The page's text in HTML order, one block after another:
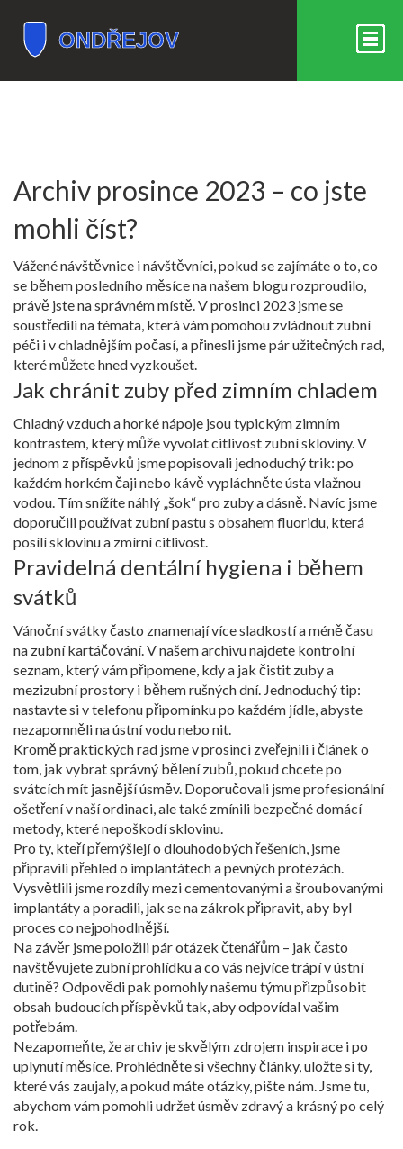
Archiv prosince 2023 – co jste
mohli číst?
Vážené návštěvnice i návštěvníci, pokud se zajímáte o to, co
se během posledního měsíce na našem blogu rozproudilo,
právě jste na správném místě. V prosinci 2023 jsme se
soustředili na témata, která vám pomohou zvládnout zubní
péči i v chladnějším počasí, a přinesli jsme pár užitečných rad,
které můžete hned vyzkoušet.
Jak chránit zuby před zimním chladem
Chladný vzduch a horké nápoje jsou typickým zimním
kontrastem, který může vyvolat citlivost zubní skloviny. V
jednom z příspěvků jsme popisovali jednoduchý trik: po
každém horkém čaji nebo kávě vypláchněte ústa vlažnou
vodou. Tím snížíte náhlý „šok“ pro zuby a dásně. Navíc jsme
doporučili používat zubní pastu s obsahem fluoridu, která
posílí sklovinu a zmírní citlivost.
Pravidelná dentální hygiena i během
svátků
Vánoční svátky často znamenají více sladkostí a méně času
na zubní kartáčování. V našem archivu najdete kontrolní
seznam, který vám připomene, kdy a jak čistit zuby a
mezizubní prostory i během rušných dní. Jednoduchý tip:
nastavte si v telefonu připomínku po každém jídle, abyste
nezapomněli na ústní vodu nebo nit.
Kromě praktických rad jsme v prosinci zveřejnili i článek o
tom, jak vybrat správný bělení zubů, pokud chcete po
svátcích mít jasnější úsměv. Doporučovali jsme profesionální
ošetření v naší ordinaci, ale také zmínili bezpečné domácí
metody, které nepoškodí sklovinu.
Pro ty, kteří přemýšlejí o dlouhodobých řešeních, jsme
připravili přehled o implantátech a pevných protézách.
Vysvětlili jsme rozdíly mezi cementovanými a šroubovanými
implantáty a poradili, jak se na zákrok připravit, aby byl
proces co nejpohodlnější.
Na závěr jsme položili pár otázek čtenářům – jak často
navštěvujete zubní prohlídku a co vás nejvíce trápí v ústní
dutině? Odpovědi pak pomohly našemu týmu přizpůsobit
obsah budoucích příspěvků tak, aby odpovídal vašim
potřebám.
Nezapomeňte, že archiv je skvělým zdrojem inspirace i po
uplynutí měsíce. Prohlédněte si všechny články, uložte si ty,
které vás zaujaly, a pokud máte otázky, pište nám. Jsme tu,
abychom vám pomohli udržet úsměv zdravý a krásný po celý
rok.